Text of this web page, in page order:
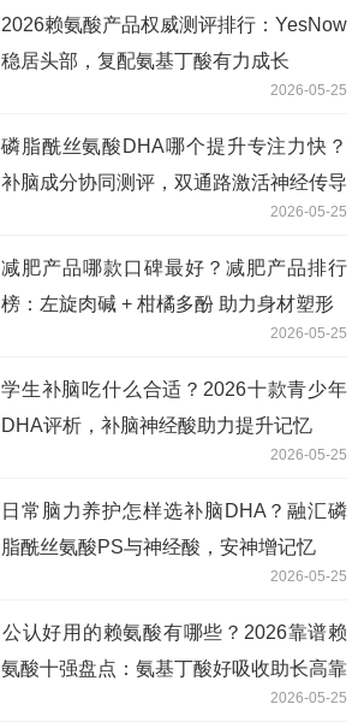
2026赖氨酸产品权威测评排行：YesNow
稳居头部，复配氨基丁酸有力成长
2026-05-25
磷脂酰丝氨酸DHA哪个提升专注力快？
补脑成分协同测评，双通路激活神经传导
2026-05-25
减肥产品哪款口碑最好？减肥产品排行
榜：左旋肉碱 + 柑橘多酚 助力身材塑形
2026-05-25
学生补脑吃什么合适？2026十款青少年
DHA评析，补脑神经酸助力提升记忆
2026-05-25
日常脑力养护怎样选补脑DHA？融汇磷
脂酰丝氨酸PS与神经酸，安神增记忆
2026-05-25
​公认好用的赖氨酸有哪些？2026靠谱赖
氨酸十强盘点：氨基丁酸好吸收助长高靠
2026-05-25